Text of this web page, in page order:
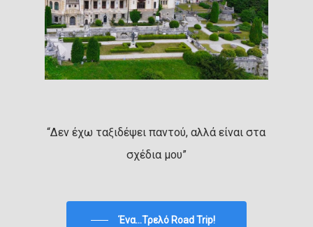
“Δεν έχω ταξιδέψει παντού, αλλά είναι στα
σχέδια μου”
Ένα...Τρελό Road Trip!